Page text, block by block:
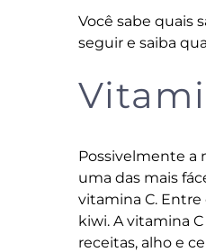
Você sabe quais
seguir e saiba
Possivelmente a
uma das mais
vitamina C. Entre
kiwi. A vitamina
receitas, alho e